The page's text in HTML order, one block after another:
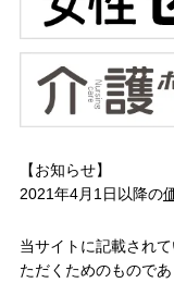
【お知らせ】
2021年4月1日以降の
当サイトに記載され
ただくためのもので